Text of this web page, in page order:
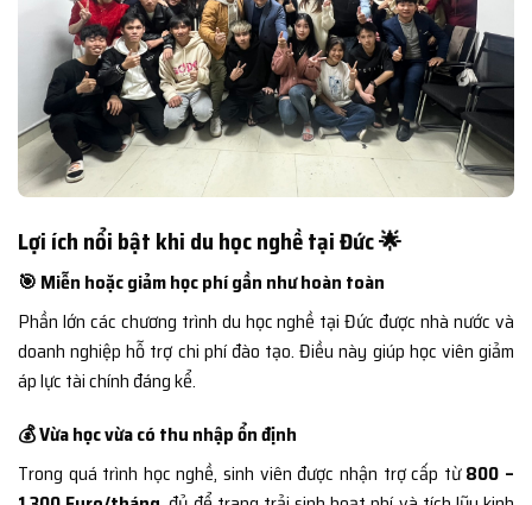
Lợi ích nổi bật khi du học nghề tại Đức 🌟
🎯 Miễn hoặc giảm học phí gần như hoàn toàn
Phần lớn các chương trình du học nghề tại Đức được nhà nước và
doanh nghiệp hỗ trợ chi phí đào tạo. Điều này giúp học viên giảm
áp lực tài chính đáng kể.
💰 Vừa học vừa có thu nhập ổn định
Trong quá trình học nghề, sinh viên được nhận trợ cấp từ800 –